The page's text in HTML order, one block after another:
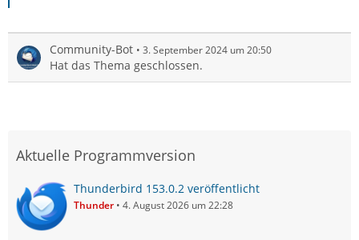
Community-Bot 3. September 2024 um 20:50
Hat das Thema geschlossen.
Aktuelle Programmversion
Thunderbird 153.0.2 veröffentlicht
Thunder 4. August 2026 um 22:28